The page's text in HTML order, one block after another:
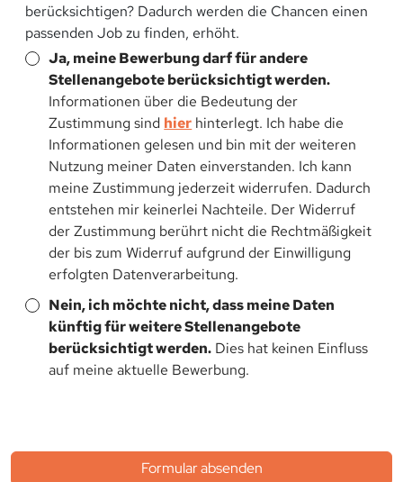
berücksichtigen? Dadurch werden die Chancen einen
passenden Job zu finden, erhöht.
Ja, meine Bewerbung darf für andere
Stellenangebote berücksichtigt werden.
Informationen über die Bedeutung der
Zustimmung sind hier hinterlegt. Ich habe die
Informationen gelesen und bin mit der weiteren
Nutzung meiner Daten einverstanden. Ich kann
meine Zustimmung jederzeit widerrufen. Dadurch
entstehen mir keinerlei Nachteile. Der Widerruf
der Zustimmung berührt nicht die Rechtmäßigkeit
der bis zum Widerruf aufgrund der Einwilligung
erfolgten Datenverarbeitung.
Nein, ich möchte nicht, dass meine Daten
künftig für weitere Stellenangebote
berücksichtigt werden. Dies hat keinen Einfluss
auf meine aktuelle Bewerbung.
Formular absenden